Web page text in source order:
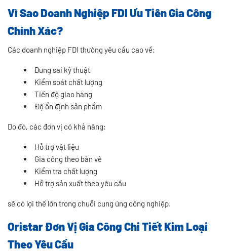
Vì Sao Doanh Nghiệp FDI Ưu Tiên Gia Công
Chính Xác?
Các doanh nghiệp FDI thường yêu cầu cao về:
Dung sai kỹ thuật
Kiểm soát chất lượng
Tiến độ giao hàng
Độ ổn định sản phẩm
Do đó, các đơn vị có khả năng:
Hỗ trợ vật liệu
Gia công theo bản vẽ
Kiểm tra chất lượng
Hỗ trợ sản xuất theo yêu cầu
sẽ có lợi thế lớn trong chuỗi cung ứng công nghiệp.
Oristar Đơn Vị Gia Công Chi Tiết Kim Loại
Theo Yêu Cầu